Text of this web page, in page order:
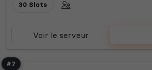
30 Slots
Voir le serveur
#7